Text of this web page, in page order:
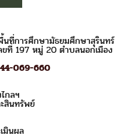
ที่การศึกษามัธยมศึกษาสุรินทร์
ขที่ 197 หมู่ 20 ตำบลนอกเมือง
069-660
กลฯ
สินทรัพย์
มินผล